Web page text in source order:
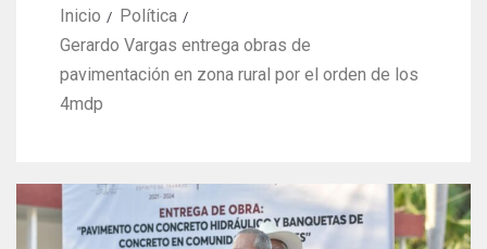
Inicio
Política
Gerardo Vargas entrega obras de
pavimentación en zona rural por el orden de los
4mdp